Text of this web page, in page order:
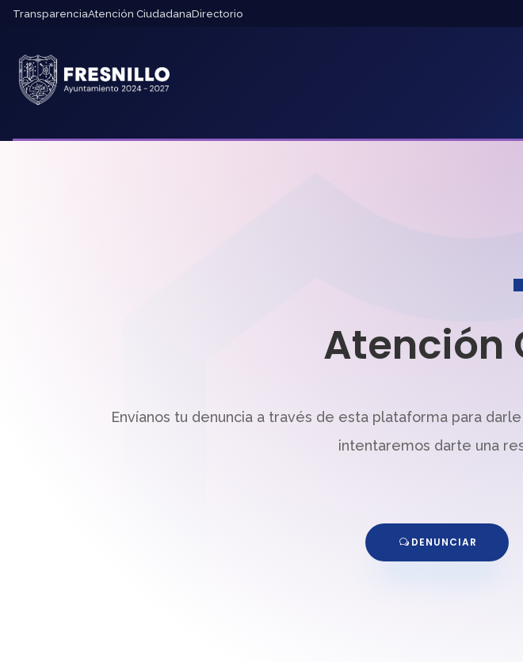
TransparenciaAtención CiudadanaDirectorio
Atención
Envíanos tu denuncia a través de esta plataforma para
intentaremos darte una
DENUNCIAR